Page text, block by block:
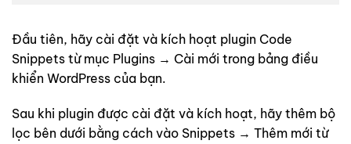
Đầu tiên, hãy cài đặt và kích hoạt plugin Code
Snippets từ mục Plugins → Cài mới trong bảng điều
khiển WordPress của bạn.
Sau khi plugin được cài đặt và kích hoạt, hãy thêm bộ
lọc bên dưới bằng cách vào Snippets → Thêm mới từ